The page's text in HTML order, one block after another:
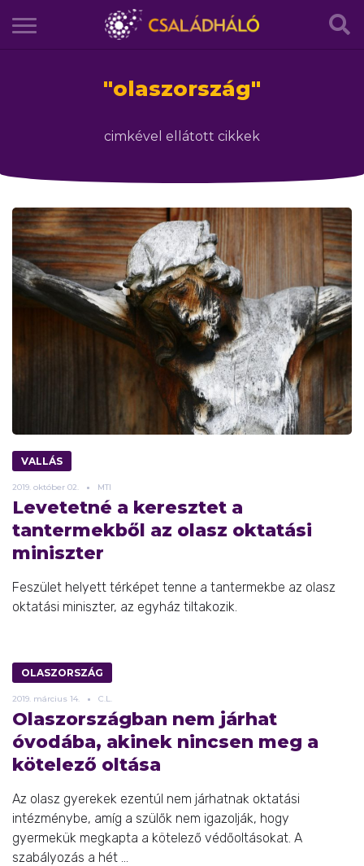
"olaszország"
cimkével ellátott cikkek
VALLÁS
2019. október 02. MTI
Levetetné a keresztet a
tantermekből az olasz oktatási
miniszter
Feszület helyett térképet tenne a tantermekbe az olasz
oktatási miniszter, az egyház tiltakozik.
OLASZORSZÁG
2019. március 14. C.L.
Olaszországban nem járhat
óvodába, akinek nincsen meg a
kötelező oltása
Az olasz gyerekek ezentúl nem járhatnak oktatási
intézménybe, amíg a szülők nem igazolják, hogy
gyermekük megkapta a kötelező védőoltásokat. A
szabályozás a hét ...